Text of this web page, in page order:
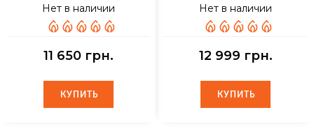
Нет в наличии
11 650 грн.
КУПИТЬ
КУПИТЬ
Нет в наличии
12 999 грн.
КУПИТЬ
КУПИТЬ